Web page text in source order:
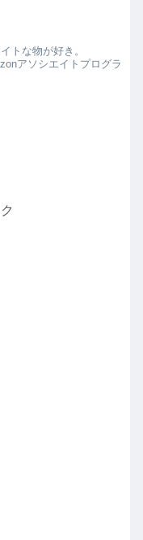
トな物が好き。
アソシエイトプログラ